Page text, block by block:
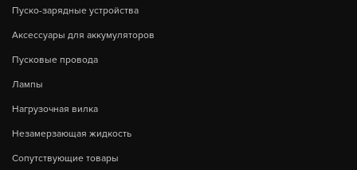
Пуско-зарядные устройства
Аксессуары для аккумуляторов
Пусковые провода
Лампы
Нагрузочная вилка
Незамерзающая жидкость
Сопутствующие товары